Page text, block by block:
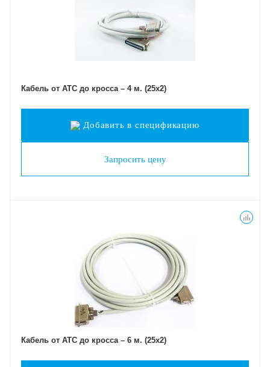
Кабель от АТС до кросса – 4 м. (25х2)
Добавить в спецификацию
Запросить цену
Кабель от АТС до кросса – 6 м. (25х2)